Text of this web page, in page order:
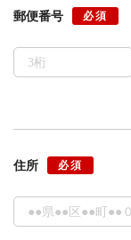
郵便番号 必須
住所 必須